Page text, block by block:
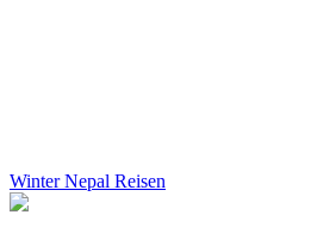
Winter Nepal Reisen